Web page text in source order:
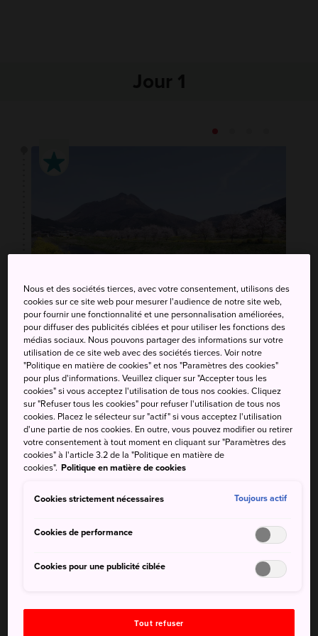
Jour 1
Yufuin
Explorer la pittoresque station thermale de
Yufuin est un véritable plaisir
Ces dernières années,Yufuin
a bénéficié
d'une urbanisation maîtrisée qui lui a permis de
conserver son caractère sans devenir trop
touristique. Idéale pour une retraite placée sous
chaudes, vous y trouverez également des
artisans qui ont été attirés par son style de vie
Nous et des sociétés tierces, avec votre consentement, utilisons des
cookies sur ce site web pour mesurer l'audience de notre site web,
pour fournir une fonctionnalité et une personnalisation améliorées,
pour diffuser des publicités ciblées et pour utiliser les fonctions des
médias sociaux. Nous pouvons partager des informations sur votre
utilisation de ce site web avec des sociétés tierces. Voir notre
"Politique en matière de cookies" et nos "Paramètres des cookies"
pour plus d'informations. Veuillez cliquer sur "Accepter tous les
cookies" si vous acceptez l'utilisation de tous nos cookies. Cliquez
sur "Refuser tous les cookies" pour refuser l'utilisation de tous nos
cookies. Placez le sélecteur sur "actif" si vous acceptez l'utilisation
d'une partie de nos cookies. En outre, vous pouvez modifier ou retirer
votre consentement à tout moment en cliquant sur "Paramètres des
cookies" à l'article 3.2 de la "Politique en matière de
cookies". Politique en matière de cookies
Cookies strictement nécessaires Toujours actif
Cookies de performance
Cookies pour une publicité ciblée
Tout refuser